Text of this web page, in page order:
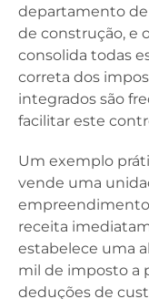
departamento
de construção, e
consolida todas
correta dos
integrados são
facilitar este
Um exemplo
vende uma
empreendimento
receita
estabelece uma
mil de imposto a
deduções de